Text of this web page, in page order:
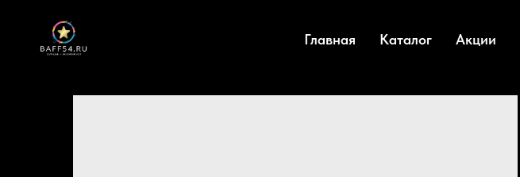
Главная Каталог Акции